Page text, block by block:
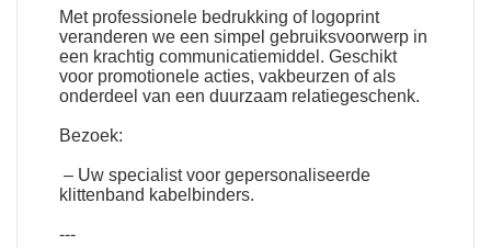
Met professionele bedrukking of logoprint
veranderen we een simpel gebruiksvoorwerp in
een krachtig communicatiemiddel. Geschikt
voor promotionele acties, vakbeurzen of als
onderdeel van een duurzaam relatiegeschenk.
Bezoek:
– Uw specialist voor gepersonaliseerde
klittenband kabelbinders.
---